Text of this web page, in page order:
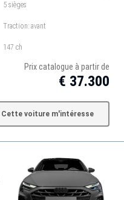
5 sièges
Traction: avant
147 ch
Prix catalogue à partir de
€ 37.300
Cette voiture m'intéresse